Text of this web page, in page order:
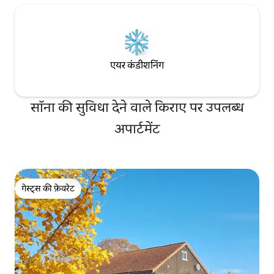
एयर कंडीशनिंग
सॉना की सुविधा देने वाले किराए पर उपलब्ध
अपार्टमेंट
गेस्ट्स की फ़ेवरेट
गेस्ट्स की फ़ेवरेट